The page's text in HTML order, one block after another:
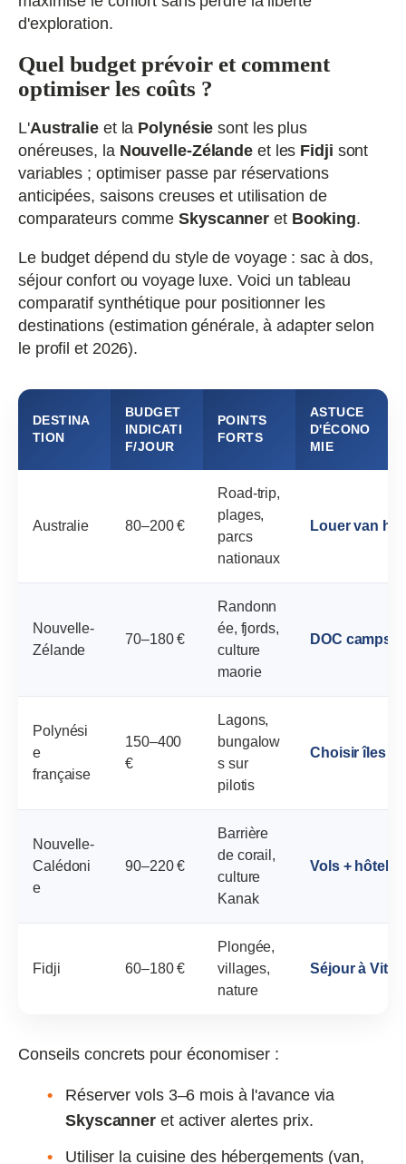
d'exploration.
Quel budget prévoir et comment
optimiser les coûts ?
L'Australieet la Polynésie sont les plus
onéreuses, la Nouvelle‑Zélande et les Fidji sont
variables ; optimiser passe par réservations
anticipées, saisons creuses et utilisation de
comparateurs commeSkyscanner et Booking.
Le budget dépend du style de voyage : sac à dos,
séjour confort ou voyage luxe. Voici un tableau
comparatif synthétique pour positionner les
destinations (estimation générale, à adapter selon
le profil et 2026).
DESTINA
TION
BUDGET
INDICATI
F/JOUR
POINTS
FORTS
ASTUCE
D'ÉCONO
MIE
Australie 80–200 €
Road‑trip,
plages,
parcs
nationaux
Louer van
Nouvelle‑
Zélande
70–180 €
Randonn
ée, fjords,
culture
maorie
DOC
Polynési
e
française
150–400
€
Lagons,
bungalow
s sur
pilotis
Choisir îles
Nouvelle‑
Calédoni
e
90–220 €
Barrière
de corail,
culture
Kanak
Vols + hôtel
Fidji 60–180 €
Plongée,
villages,
nature
Séjour à Viti
Conseils concrets pour économiser :
Réserver vols 3–6 mois à l'avance via
Skyscanner et activer alertes prix.
Utiliser la cuisine des hébergements (van,